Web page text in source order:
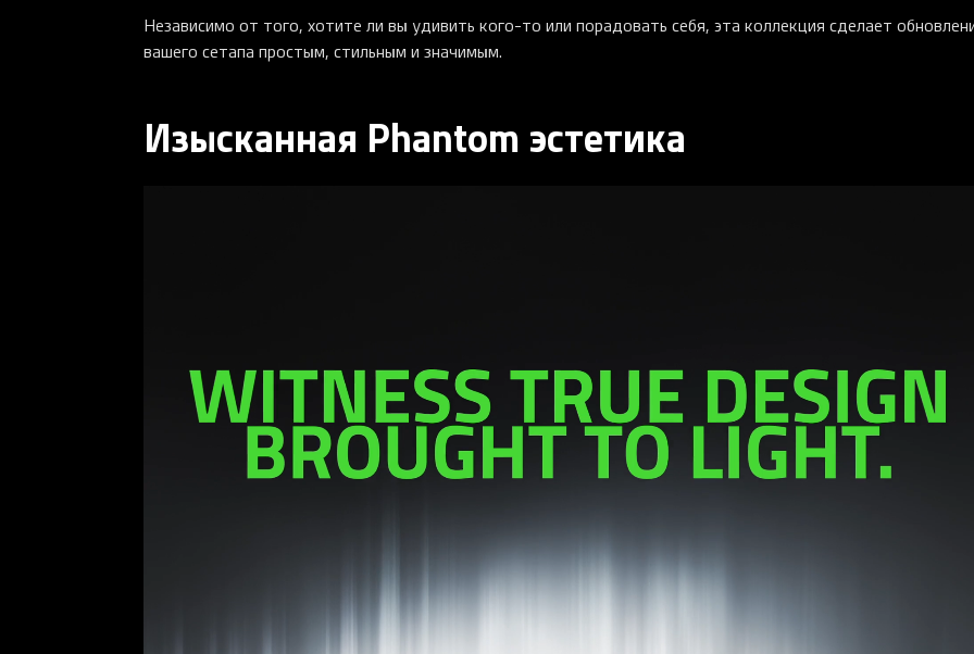
Независимо от того, хотите ли вы удивить кого-то или порадовать себя, эта коллекция сделает
вашего сетапа простым, стильным и значимым.
Изысканная Phantom эстетика